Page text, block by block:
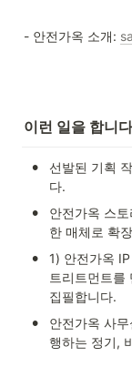
- 안전가옥 소개:
이런 일을 합니다
• 선발된 기획
다.
•
안전가옥 스
한 매체로 확
•
1) 안전가옥
트리트먼트를
집필합니다.
•
안전가옥 사
행하는 정기,